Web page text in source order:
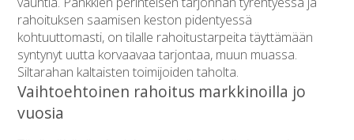
rahoituksen saamisen keston pidentyessä
kohtuuttomasti, on tilalle rahoitustarpeita täyttämään
syntynyt uutta korvaavaa tarjontaa, muun muassa.
Siltarahan kaltaisten toimijoiden taholta.
Vaihtoehtoinen rahoitus markkinoilla jo
vuosia